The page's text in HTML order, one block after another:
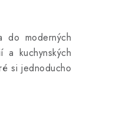
do moderných
a kuchynských
si jednoducho